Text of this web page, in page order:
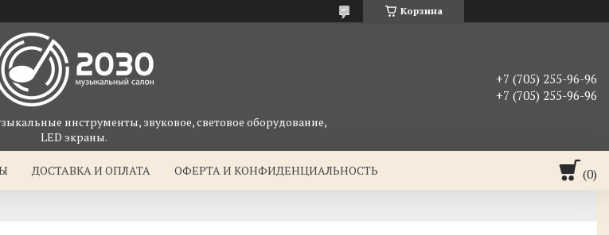
Корзина
инструменты, звуковое, световое оборудование,
LED экраны.
+7 (705) 255-96-96
+7 (705) 255-96-96
ДОСТАВКА И ОПЛАТА ОФЕРТА И КОНФИДЕНЦИАЛЬНОСТЬ